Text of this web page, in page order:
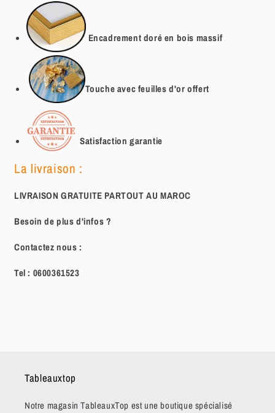
Encadrement doré en bois massif
Touche avec feuilles d'or offert
Satisfaction garantie
La livraison :
LIVRAISON GRATUITE PARTOUT AU MAROC
Besoin de plus d'infos ?
Contactez nous :
Tel : 0600361523
Tableauxtop
Notre magasin TableauxTop est une boutique spécialisé